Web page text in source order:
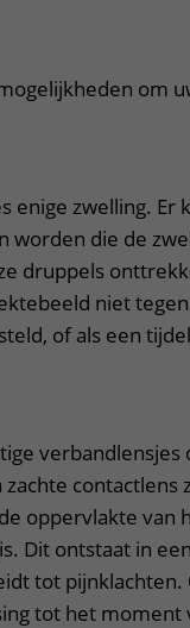
om
enige zwelling. Er
worden die de
druppels
niet
of als een
contactlens
oppervlakte van
Dit ontstaat in
tot pijnklachten.
tot het moment